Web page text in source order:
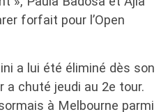
forfait pour l’Open
a lui été éliminé dès son
a chuté jeudi au 2e tour.
à Melbourne parmi